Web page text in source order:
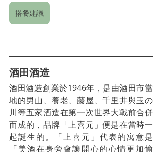
搭餐建議
酒田酒造
酒田酒造創業於1946年，是由酒田市當
地的男山、養老、藤屋、千里井與玉の
川等五家酒造在第一次世界大戰前合併
而成的，品牌「上喜元」便是在當時一
起誕生的。「上喜元」代表的寓意是
「美酒在身旁會讓開心的心情更加愉